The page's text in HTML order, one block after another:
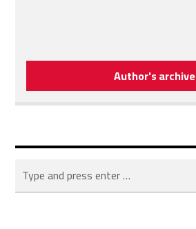
Author's archive